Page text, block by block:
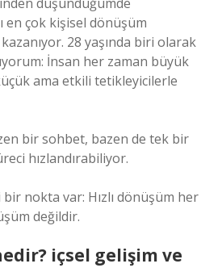
en çok kişisel dönüşüm
28 yaşında biri olarak
İnsan her zaman büyük
ama etkili tetikleyicilerle
bir sohbet, bazen de tek bir
hızlandırabiliyor.
nokta var: Hızlı dönüşüm her
değildir.
içsel gelişim ve